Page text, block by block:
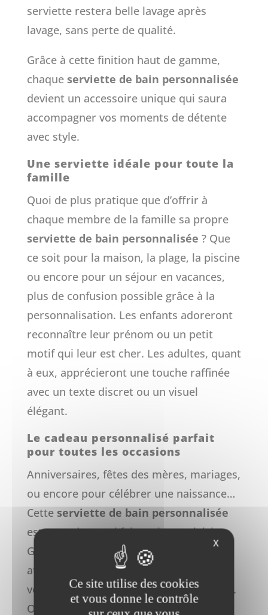
serviette restera belle lavage après
lavage, sans perte de qualité.
Grâce à cette finition haut de gamme,
chaque serviette de bain personnalisée
devient un accessoire unique qui saura
accompagner vos moments de détente
avec style.
Une serviette idéale pour toute la
famille
Quoi de plus pratique que d’offrir à
chaque membre de la famille sa propre
serviette de bain personnalisée ? Que
ce soit pour la maison, la plage, la piscine
ou encore pour un séjour en vacances,
plus de confusion possible grâce à la
personnalisation. Les enfants adoreront
reconnaître leur prénom ou un petit
motif qui leur est cher. Les adultes, quant
à eux, apprécieront une touche raffinée
avec un texte discret ou un visuel
élégant.
Le cadeau personnalisé parfait
pour toutes les occasions
Anniversaires, fêtes des mères, mariages,
ou encore pour célébrer une naissance…
Cetteserviette de bain personnalisée
est un cadeau qui fait toujours plaisir.
Grâce à sa touche unique et
attentionnée, elle témoigne d’une
véritable intention et marque les esprits.
Offrez un produit personnalisé et de
X
Ce site utilise des cookies
et vous donne le contrôle